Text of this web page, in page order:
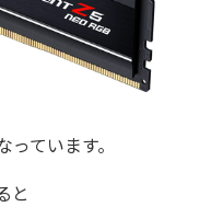
ています。
と